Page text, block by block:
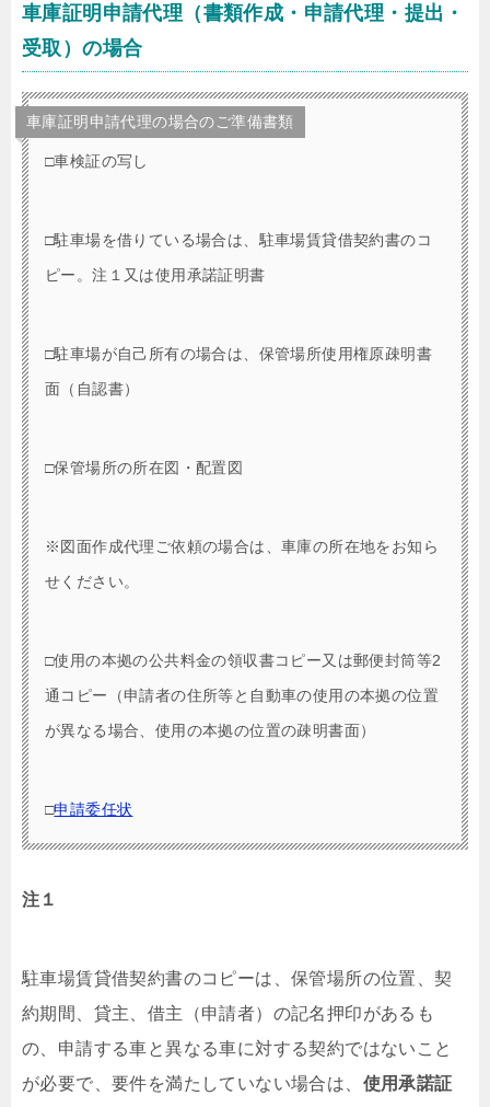
車庫証明申請代理（書類作成・申請代理・提出・
受取）の場合
車庫証明申請代理の場合のご準備書類
□車検証の写し
□駐車場を借りている場合は、駐車場賃貸借契約書のコ
ピー。注１又は使用承諾証明書
□駐車場が自己所有の場合は、保管場所使用権原疎明書
面（自認書）
□保管場所の所在図・配置図
※図面作成代理ご依頼の場合は、車庫の所在地をお知ら
せください。
□使用の本拠の公共料金の領収書コピー又は郵便封筒等2
通コピー（申請者の住所等と自動車の使用の本拠の位置
が異なる場合、使用の本拠の位置の疎明書面）
□申請委任状
注１
駐車場賃貸借契約書のコピーは、保管場所の位置、契
約期間、貸主、借主（申請者）の記名押印があるも
の、申請する車と異なる車に対する契約ではないこと
が必要で、要件を満たしていない場合は、 使用承諾証